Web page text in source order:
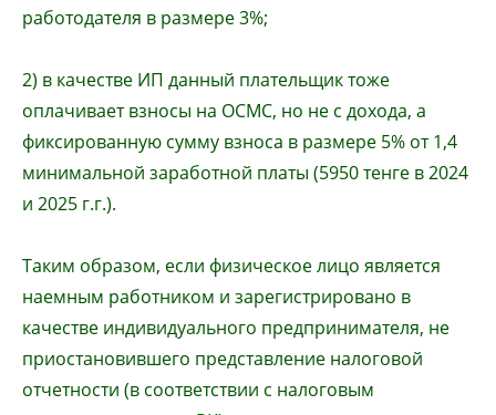
работодателя в размере 3%;
2) в качестве ИП данный плательщик тоже
оплачивает взносы на ОСМС, но не с дохода, а
фиксированную сумму взноса в размере 5% от 1,4
минимальной заработной платы (5950 тенге в 2024
и 2025 г.г.).
Таким образом, если физическое лицо является
наемным работником и зарегистрировано в
качестве индивидуального предпринимателя, не
приостановившего представление налоговой
отчетности (в соответствии с налоговым